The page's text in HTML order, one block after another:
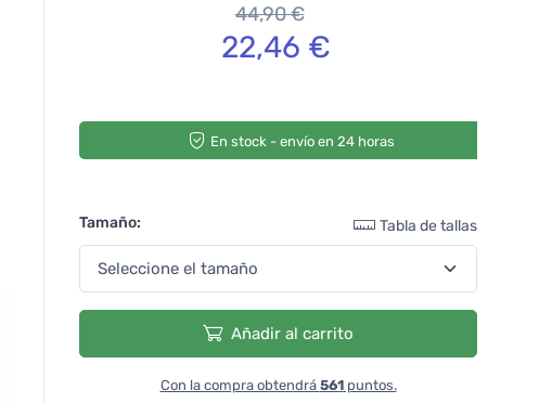
44,90 €
22,46 €
En stock - envío en 24 horas
Tamaño: Tabla de tallas
Añadir al carrito
Con la compra obtendrá 561puntos.